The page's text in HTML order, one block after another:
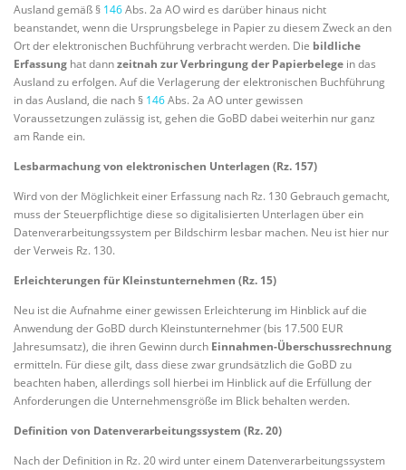
Ausland gemäß § 146Abs. 2a AO wird es darüber hinaus nicht
beanstandet, wenn die Ursprungsbelege in Papier zu diesem Zweck an den
Ort der elektronischen Buchführung verbracht werden. Die bildliche
Erfassung hat dannzeitnah zur Verbringung der Papierbelege in das
Ausland zu erfolgen. Auf die Verlagerung der elektronischen Buchführung
in das Ausland, die nach § 146Abs. 2a AO unter gewissen
Voraussetzungen zulässig ist, gehen die GoBD dabei weiterhin nur ganz
am Rande ein.
Lesbarmachung von elektronischen Unterlagen (Rz. 157)
Wird von der Möglichkeit einer Erfassung nach Rz. 130 Gebrauch gemacht,
muss der Steuerpflichtige diese so digitalisierten Unterlagen über ein
Datenverarbeitungssystem per Bildschirm lesbar machen. Neu ist hier nur
der Verweis Rz. 130.
Erleichterungen für Kleinstunternehmen (Rz. 15)
Neu ist die Aufnahme einer gewissen Erleichterung im Hinblick auf die
Anwendung der GoBD durch Kleinstunternehmer (bis 17.500 EUR
Jahresumsatz), die ihren Gewinn durch Einnahmen-Überschussrechnung
ermitteln. Für diese gilt, dass diese zwar grundsätzlich die GoBD zu
beachten haben, allerdings soll hierbei im Hinblick auf die Erfüllung der
Anforderungen die Unternehmensgröße im Blick behalten werden.
Definition von Datenverarbeitungssystem (Rz. 20)
Nach der Definition in Rz. 20 wird unter einem Datenverarbeitungssystem